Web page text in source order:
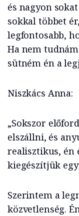
és nagyon
sokkal többet
legfontosabb,
Ha nem
sütném én a
Niszkács Anna:
„Sokszor
elszállni, és
realisztikus, én
kiegészítjük
Szerintem a
közvetlenség.